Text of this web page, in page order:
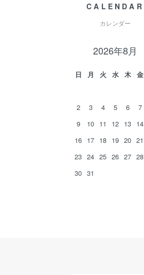
CALENDAR
カレンダー
2026年8月
日 月 火 水 木 金
2
3 4 5 6 7
9
10 11 12 13 14
16 17 18 19 20 21
23 24 25 26 27 28
30 31